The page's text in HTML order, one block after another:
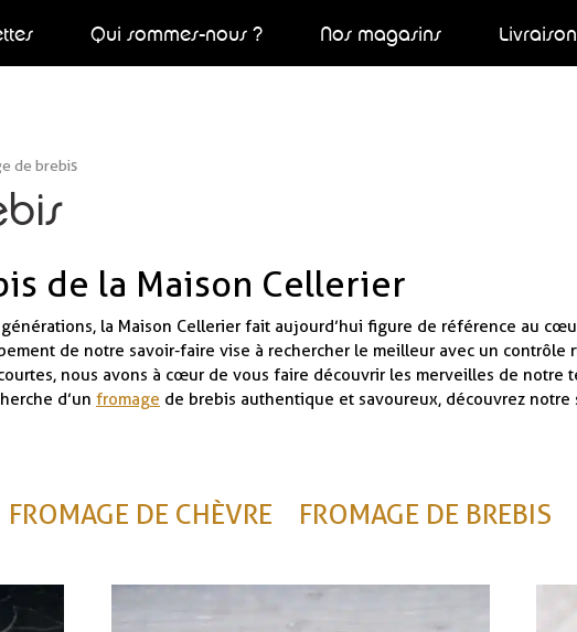
Qui sommes-nous ? Nos magasins Livraison
de brebis
de la Maison Cellerier
la Maison Cellerier fait aujourd’hui figure de référence au
de notre savoir-faire vise à rechercher le meilleur avec un contrôle
nous avons à cœur de vous faire découvrir les merveilles de notre
d’un fromage de brebis authentique et savoureux, découvrez notre
FROMAGE DE CHÈVRE FROMAGE DE BREBIS